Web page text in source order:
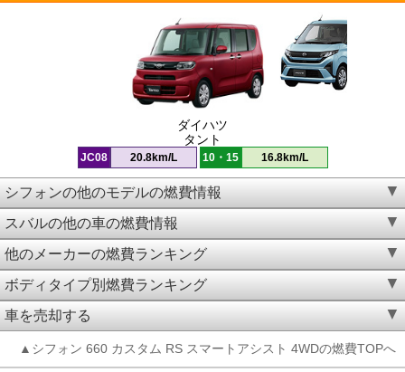
ダイハツ
タント
JC08 20.8km/L 10・15 16.8km/L
シフォンの他のモデルの燃費情報
スバルの他の車の燃費情報
他のメーカーの燃費ランキング
ボディタイプ別燃費ランキング
車を売却する
▲シフォン 660 カスタム RS スマートアシスト 4WDの燃費TOPへ